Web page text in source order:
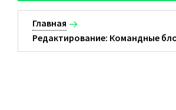
Страница
Главная
Редактирование: Командные